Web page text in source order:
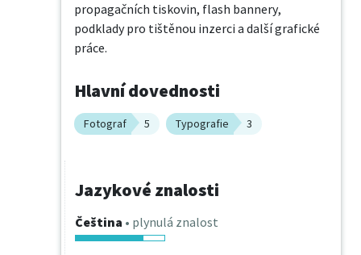
propagačních tiskovin, flash bannery,
podklady pro tištěnou inzerci a další grafické
práce.
Hlavní dovednosti
Fotograf 5 Typografie 3
Jazykové znalosti
Čeština • plynulá znalost